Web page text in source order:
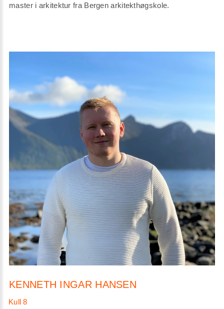
master i arkitektur fra Bergen arkitekthøgskole.
KENNETH INGAR HANSEN